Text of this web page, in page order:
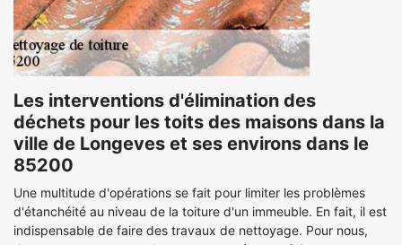
Les interventions d'élimination des
déchets pour les toits des maisons dans la
ville de Longeves et ses environs dans le
85200
Une multitude d'opérations se fait pour limiter les problèmes
d'étanchéité au niveau de la toiture d'un immeuble. En fait, il est
indispensable de faire des travaux de nettoyage. Pour nous,